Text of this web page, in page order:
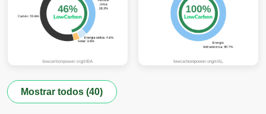
Mostrar todos (40)